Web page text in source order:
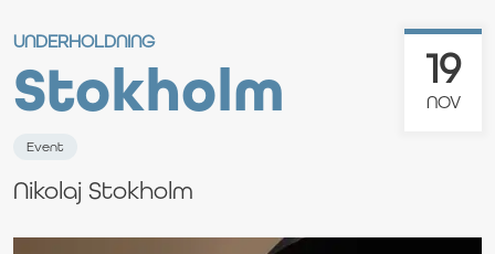
UNDERHOLDNING
Stokholm 19
NOV
Event
Nikolaj Stokholm